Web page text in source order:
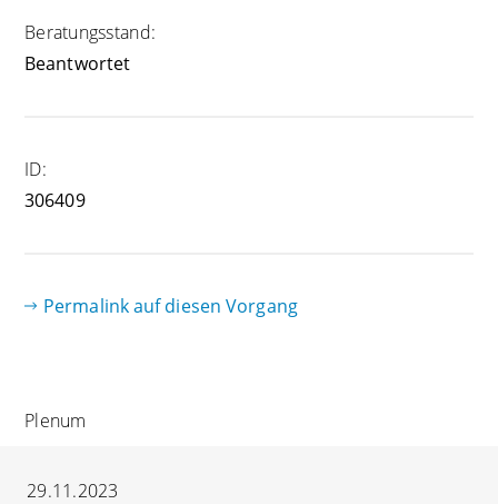
Beratungsstand:
Beantwortet
ID:
306409
Permalink auf diesen Vorgang
Plenum
29.11.2023